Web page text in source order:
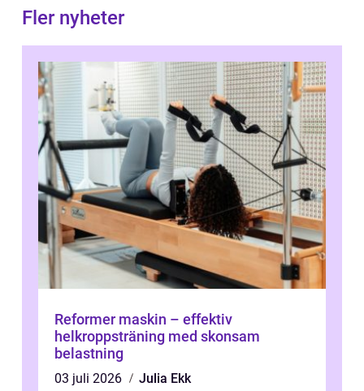
Fler nyheter
Reformer maskin – effektiv
helkroppsträning med skonsam
belastning
03 juli 2026
Julia Ekk